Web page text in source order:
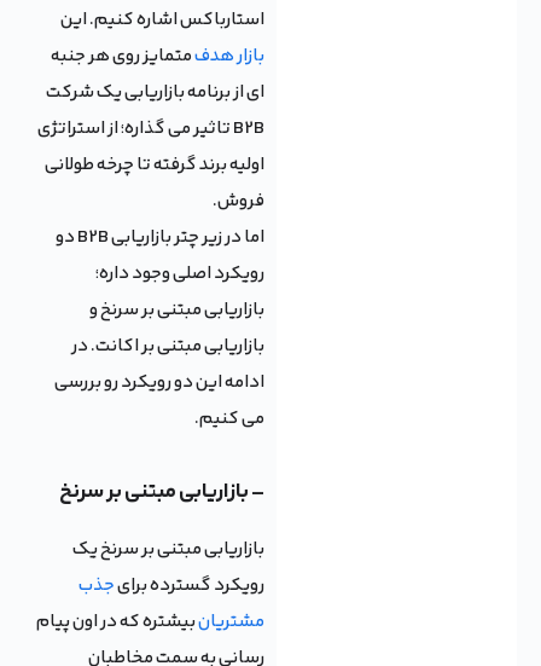
استارباکس اشاره کنیم. این
بازار هدفمتمایز روی هر جنبه
ای از برنامه بازاریابی یک شرکت
B2B تاثیر می گذاره؛ از استراتژی
اولیه برند گرفته تا چرخه طولانی
فروش.
اما در زیر چتر بازاریابی B2B دو
رویکرد اصلی وجود داره؛
بازاریابی مبتنی بر سرنخ و
بازاریابی مبتنی بر اکانت. در
ادامه این دو رویکرد رو بررسی
می کنیم.
– بازاریابی مبتنی بر سرنخ
بازاریابی مبتنی بر سرنخ یک
رویکرد گسترده برایجذب
مشتریانبیشتره که در اون پیام
رسانی به سمت مخاطبان